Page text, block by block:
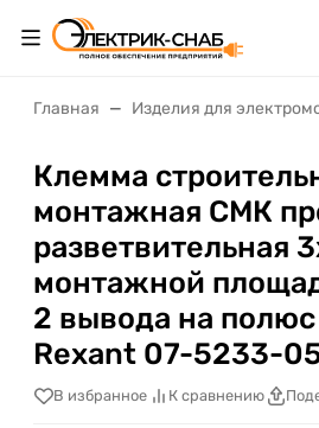
Главная Изделия для
Клемма
монтажная СМК
разветвительная
монтажной
2 вывода на
Rexant 07-5233-
В избранное К сравнению